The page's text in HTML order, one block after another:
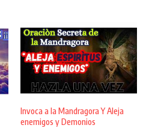
Invoca a la Mandragora Y Aleja
enemigos y Demonios